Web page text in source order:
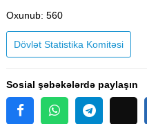
Oxunub: 560
Dövlət Statistika Komitəsi
Sosial şəbəkələrdə paylaşın